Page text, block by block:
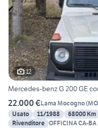
12
Mercedes-benz G 200 GE
22.000 €Lama Mocogno(MO
Usato
11/1988 68000 Km
Rivenditore OFFICINA CA-BA